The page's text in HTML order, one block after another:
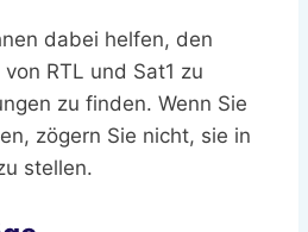
dabei helfen, den
RTL und Sat1 zu
zu finden. Wenn Sie
zögern Sie nicht, sie in
stellen.